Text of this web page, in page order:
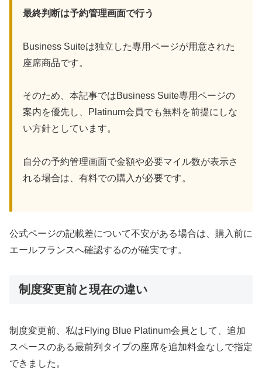
最終判断は予約管理画面で行う
Business Suiteは独立した専用ページが用意された
座席商品です。
そのため、本記事ではBusiness Suite専用ページの
案内を優先し、Platinum会員でも無料を前提にしな
い方針としています。
自分の予約管理画面で金額や必要マイル数が表示さ
れる場合は、有料での購入が必要です。
公式ページの記載差について不安がある場合は、購入前に
エールフランスへ確認するのが確実です。
制度変更前と現在の違い
制度変更前、私はFlying Blue Platinum会員として、追加
スペースのある最前列タイプの座席を追加料金なしで指定
できました。